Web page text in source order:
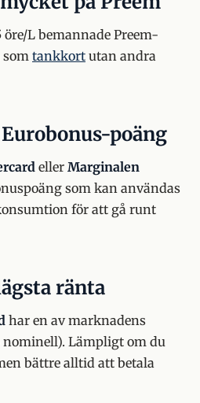
öre/L bemannade Preem-
tankkort utan andra
poäng
eller Marginalen
som kan användas
för att gå runt
ränta
har en av marknadens
nominell). Lämpligt om du
bättre alltid att betala